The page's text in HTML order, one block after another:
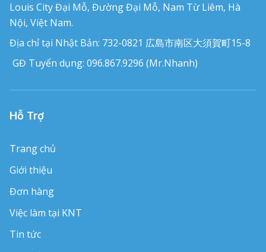
Louis City Đại Mỗ, Đường Đại Mỗ, Nam Từ Liêm, Hà
Nội, Việt Nam.
Địa chỉ tại Nhật Bản: 732-0821 広島市南区大須賀町15-8
GĐ Tuyển dụng: 096.867.9296 (Mr.Nhanh)
Hỗ Trợ
Trang chủ
Giới thiệu
Đơn hàng
Việc làm tại KNT
Tin tức